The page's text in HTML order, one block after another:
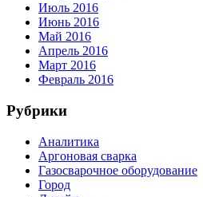
Июль 2016
Июнь 2016
Май 2016
Апрель 2016
Март 2016
Февраль 2016
Рубрики
Аналитика
Аргоновая сварка
Газосварочное оборудование
Город